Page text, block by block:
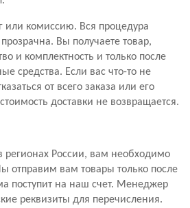
комиссию. Вся процедура
Вы получаете товар,
и комплектность и только после
средства. Если вас что-то не
от всего заказа или его
доставки не возвращается.
регионах России, вам необходимо
отправим вам товары только после
поступит на наш счет. Менеджер
реквизиты для перечисления.